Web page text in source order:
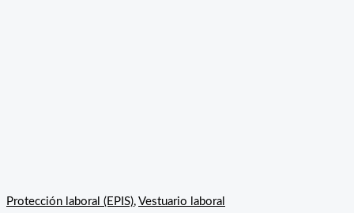
Protección laboral (EPIS), Vestuario laboral